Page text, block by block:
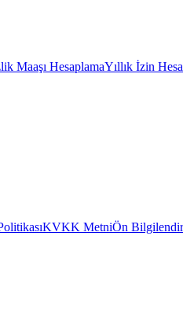
Maaşı HesaplamaYıllık İzin
KVKK MetniÖn